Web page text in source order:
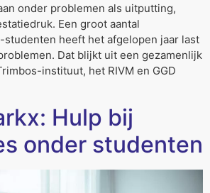
onder problemen als uitputting,
Een groot aantal
heeft het afgelopen jaar last
Dat blijkt uit een gezamenlijk
instituut, het RIVM en GGD
Hulp bij
onder studenten